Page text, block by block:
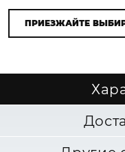
ПРИЕЗЖАЙТЕ